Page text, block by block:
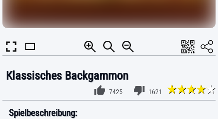
Klassisches Backgammon
7425 1621
Spielbeschreibung: